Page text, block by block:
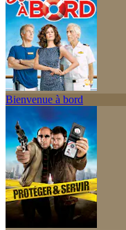
Bienvenue à bord